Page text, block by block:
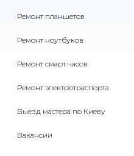
Ремонт планшетов
Ремонт ноутбуков
Ремонт смарт часов
Ремонт электротраспорта
Выезд мастера по Киеву
Вакансии